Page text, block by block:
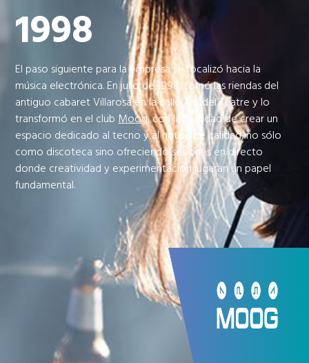
1998
El paso siguiente para la empresa se focalizó hacia la
música electrónica. En julio de 1998, tomó las riendas del
antiguo cabaret Villarosa en la calle Arc del Teatre y lo
transformó en el clubMoog, con la finalidad de crear un
espacio dedicado al tecno y al house de calidad, no sólo
como discoteca sino ofreciendo sesiones en directo
donde creatividad y experimentación jugaran un papel
fundamental.